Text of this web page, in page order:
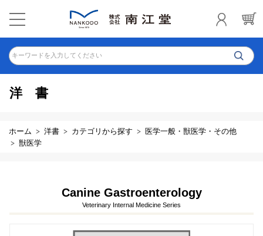
キーワードを入力してください
洋書
ホーム 洋書 カテゴリから探す
医学一般・獣医学・その他
獣医学
Canine Gastroenterology
Veterinary Internal Medicine Series